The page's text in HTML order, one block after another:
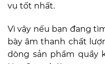
vụ tốt nhất.
Vì vậy nếu bạn đang
bày âm thanh chất
dòng sản phẩm quầy